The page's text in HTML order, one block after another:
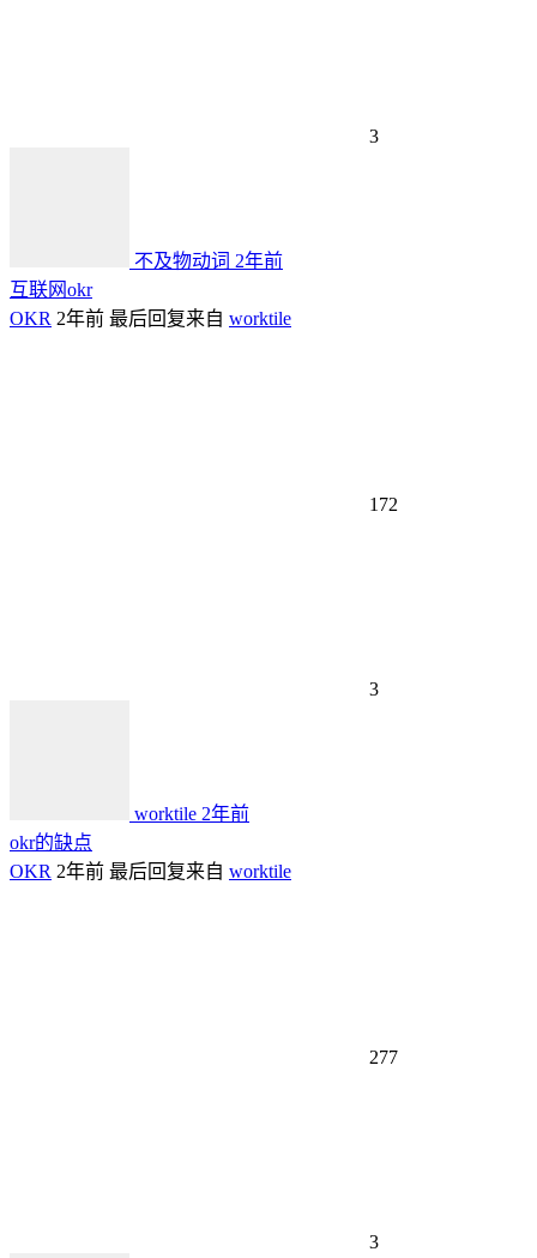
3
不及物动词 2年前
互联网okr
OKR 2年前 最后回复来自 worktile
172
3
worktile 2年前
okr的缺点
OKR 2年前 最后回复来自 worktile
277
3